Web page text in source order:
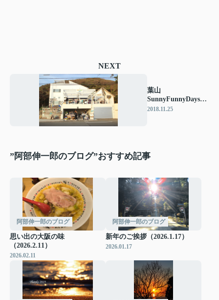
NEXT
葉山
SunnyFunnyDaysの
イベントにお邪魔し
2018.11.25
”阿部伸一郎のブログ”おすすめ記事
阿部伸一郎のブログ
思い出の大阪の味
（2026.2.11）
2026.02.11
阿部伸一郎のブログ
新年のご挨拶（2026.1.17）
2026.01.17